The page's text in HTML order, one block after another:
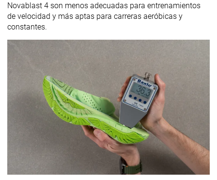
Novablast 4 son menos adecuadas para entrenamientos
de velocidad y más aptas para carreras aeróbicas y
constantes.